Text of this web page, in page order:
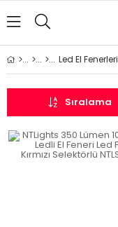
Led El Fenerleri
Sıralama